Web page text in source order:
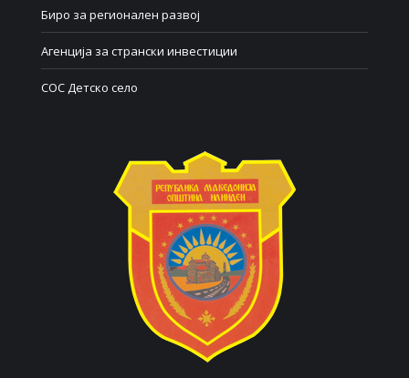
Биро за регионален развој
Агенција за странски инвестиции
СОС Детско село